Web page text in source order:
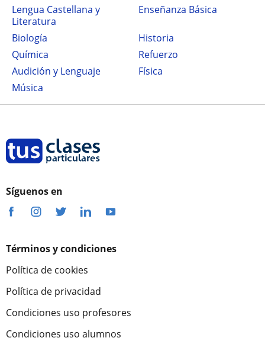
Lengua Castellana y
Literatura
Enseñanza Básica
Biología
Historia
Química
Refuerzo
Audición y Lenguaje
Física
Música
Síguenos en
Términos y condiciones
Política de cookies
Política de privacidad
Condiciones uso profesores
Condiciones uso alumnos